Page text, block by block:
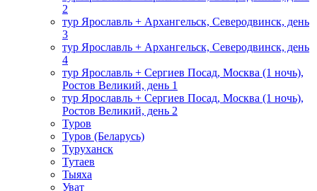
2
тур Ярославль + Архангельск, Северодвинск, день
3
тур Ярославль + Архангельск, Северодвинск, день
4
тур Ярославль + Сергиев Посад, Москва (1 ночь),
Ростов Великий, день 1
тур Ярославль + Сергиев Посад, Москва (1 ночь),
Ростов Великий, день 2
Туров
Туров (Беларусь)
Туруханск
Тутаев
Тыяха
Уват